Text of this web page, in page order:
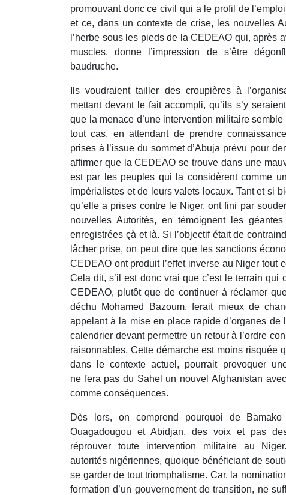
promouvant donc ce civil qui a le profil de
et ce, dans un contexte de crise, les nouvelles
l’herbe sous les pieds de la CEDEAO qui, après
muscles, donne l’impression de s’être
baudruche.
Ils voudraient tailler des croupières à
mettant devant le fait accompli, qu’ils s’y
que la menace d’une intervention militaire
tout cas, en attendant de prendre
prises à l’issue du sommet d’Abuja prévu pour
affirmer que la CEDEAO se trouve dans une
est par les peuples qui la considèrent comme
impérialistes et de leurs valets locaux. Tant et si
qu’elle a prises contre le Niger, ont fini par
nouvelles Autorités, en témoignent les
enregistrées çà et là. Si l’objectif était de
lâcher prise, on peut dire que les sanctions
CEDEAO ont produit l’effet inverse au Niger tout
Cela dit, s’il est donc vrai que c’est le terrain
CEDEAO, plutôt que de continuer à réclamer
déchu Mohamed Bazoum, ferait mieux de
appelant à la mise en place rapide d’organes de
calendrier devant permettre un retour à l’ordre
raisonnables. Cette démarche est moins risquée
dans le contexte actuel, pourrait provoquer
ne fera pas du Sahel un nouvel Afghanistan
comme conséquences.
Dès lors, on comprend pourquoi de
Ouagadougou et Abidjan, des voix et pas
réprouver toute intervention militaire au
autorités nigériennes, quoique bénéficiant de
se garder de tout triomphalisme. Car, la
formation d’un gouvernement de transition, ne